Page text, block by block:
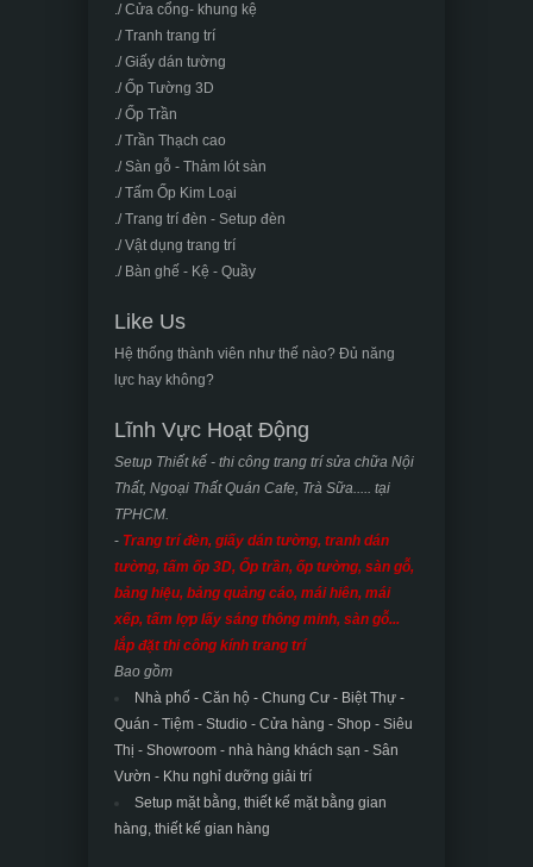
./ Cửa cổng- khung kệ
./ Tranh trang trí
./ Giấy dán tường
./ Ốp Tường 3D
./ Ốp Trần
./ Trần Thạch cao
./ Sàn gỗ - Thảm lót sàn
./ Tấm Ốp Kim Loại
./ Trang trí đèn - Setup đèn
./ Vật dụng trang trí
./ Bàn ghế - Kệ - Quầy
Like Us
Hệ thống thành viên như thế nào? Đủ năng
lực hay không?
Lĩnh Vực Hoạt Động
Setup Thiết kế - thi công trang trí sửa chữa Nội
Thất, Ngoại Thất Quán Cafe, Trà Sữa..... tại
TPHCM.
- Trang trí đèn, giấy dán tường, tranh dán
tường, tấm ốp 3D, Ốp trần, ốp tường, sàn gỗ,
bảng hiệu, bảng quảng cáo, mái hiên, mái
xếp, tấm lợp lấy sáng thông minh, sàn gỗ...
lắp đặt thi công kính trang trí
Bao gồm
Nhà phố - Căn hộ - Chung Cư - Biệt Thự -
Quán - Tiệm - Studio - Cửa hàng - Shop - Siêu
Thị - Showroom - nhà hàng khách sạn - Sân
Vườn - Khu nghỉ dưỡng giải trí
Setup mặt bằng, thiết kế mặt bằng gian
hàng, thiết kế gian hàng